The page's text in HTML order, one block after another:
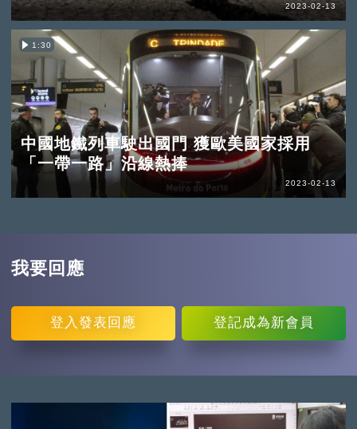
2023-02-13
1:30
中國地鐵列車駛出國門 獲歐美國家採用
「一帶一路」沿線熱捧
2023-02-13
我要回應
登入 發表回應 登記成為新會員